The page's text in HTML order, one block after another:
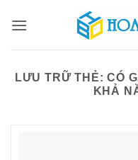
qua
LƯU TRỮ THẺ:CÓ
KHẢ